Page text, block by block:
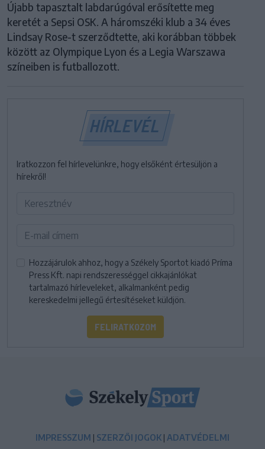
Újabb tapasztalt labdarúgóval erősítette meg
keretét a Sepsi OSK. A háromszéki klub a 34 éves
Lindsay Rose-t szerződtette, aki korábban többek
között az Olympique Lyon és a Legia Warszawa
színeiben is futballozott.
HÍRLEVÉL
Iratkozzon fel hírlevelünkre, hogy elsőként értesüljön a
hírekről!
Hozzájárulok ahhoz, hogy a Székely Sportot kiadó Príma
Press Kft. napi rendszerességgel cikkajánlókat
tartalmazó hírleveleket, alkalmanként pedig
kereskedelmi jellegű értesítéseket küldjön.
FELIRATKOZOM
IMPRESSZUM | SZERZŐI JOGOK | ADATVÉDELMI